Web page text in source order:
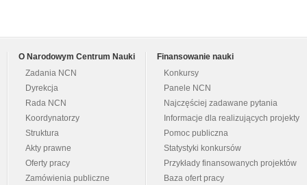
O Narodowym Centrum Nauki
Zadania NCN
Dyrekcja
Rada NCN
Koordynatorzy
Struktura
Akty prawne
Oferty pracy
Zamówienia publiczne
Finansowanie nauki
Konkursy
Panele NCN
Najczęściej zadawane pytania
Informacje dla realizujących projekty
Pomoc publiczna
Statystyki konkursów
Przykłady finansowanych projektów
Baza ofert pracy